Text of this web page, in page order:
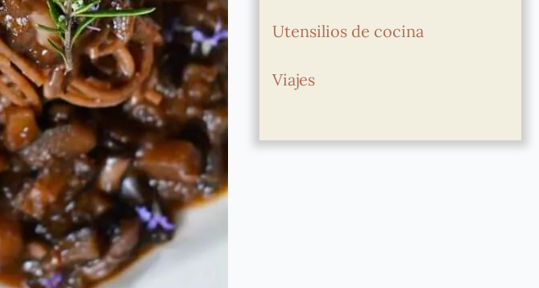
Utensilios de cocina
Viajes